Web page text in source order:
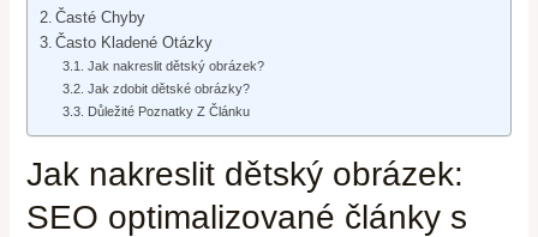
Časté Chyby
Často Kladené Otázky
Jak nakreslit dětský obrázek?
Jak zdobit dětské obrázky?
Důležité Poznatky Z Článku
Jak nakreslit dětský obrázek:
SEO optimalizované články s